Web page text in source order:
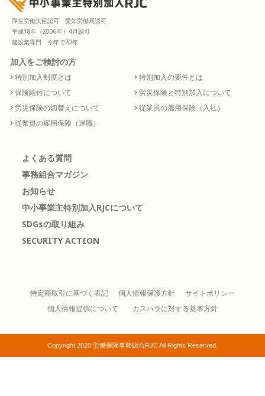
厚生労働大臣認可 愛知労働局認可
平成18年（2006年）4月認可
建設業専門 今年で20年
加入をご検討の方
特別加入制度とは
特別加入の要件とは
保険給付について
労災保険と特別加入について
労災保険の切替えについて
従業員の雇用保険（入社）
従業員の雇用保険（退職）
よくある質問
事務組合マガジン
お知らせ
中小事業主特別加入RJCについて
SDGsの取り組み
SECURITY ACTION
特定商取引に基づく表記 個人情報保護方針
サイトポリシー
個人情報提供について
カスハラに対する基本方針
Copyright 2020 労働保険事務組合RJC All Rights Reserved.